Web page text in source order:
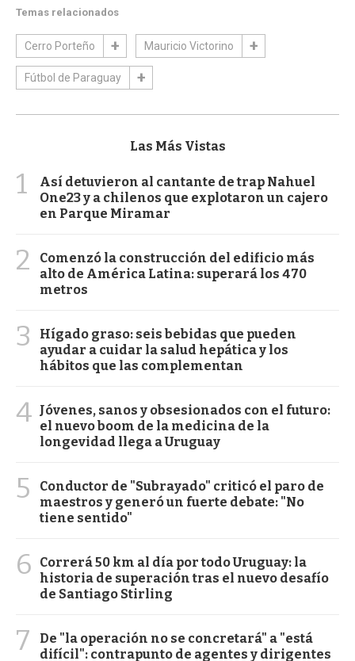
Temas relacionados
Cerro Porteño Mauricio Victorino
Fútbol de Paraguay
Las Más Vistas
1
Así detuvieron al cantante de trap Nahuel
One23 y a chilenos que explotaron un cajero
en Parque Miramar
2
Comenzó la construcción del edificio más
alto de América Latina: superará los 470
metros
3
Hígado graso: seis bebidas que pueden
ayudar a cuidar la salud hepática y los
hábitos que las complementan
4 Jóvenes, sanos y obsesionados con el futuro:
el nuevo boom de la medicina de la
longevidad llega a Uruguay
5
Conductor de "Subrayado" criticó el paro de
maestros y generó un fuerte debate: "No
tiene sentido"
6
Correrá 50 km al día por todo Uruguay: la
historia de superación tras el nuevo desafío
de Santiago Stirling
7
De "la operación no se concretará" a "está
difícil": contrapunto de agentes y dirigentes